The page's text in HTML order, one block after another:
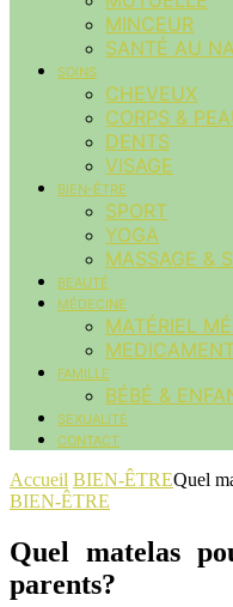
MINCEUR
SANTÉ AU
SOINS
CHEVEUX
CORPS &
DENTS
VISAGE
BIEN-ÊTRE
SPORT
YOGA
MASSAGE &
BEAUTÉ
MÉDECINE
MATÉRIEL
FAMILLE
BÉBÉ &
SEXUALITÉ
CONTACT
Accueil BIEN-ÊTREQuel
BIEN-ÊTRE
Quel matelas
parents?